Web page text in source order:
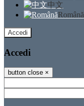
中文
Română
Accedi
Accedi
button close ×